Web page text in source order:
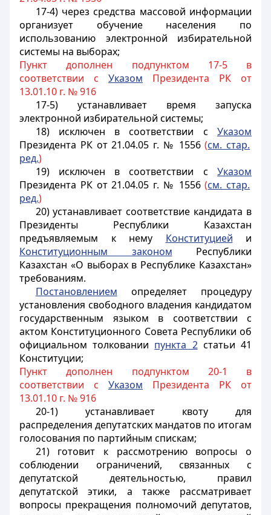
17-4) через средства массовой информации
организует обучение населения по
использованию электронной избирательной
системы на выборах;
Пункт дополнен подпунктом 17-5 в
соответствии с Указом Президента РК от
13.01.10 г. № 916
17-5) устанавливает время запуска
электронной избирательной системы;
18) исключен в соответствии сУказом
Президента РК от 21.04.05 г. № 1556(см. стар.
ред.)
19) исключен в соответствии сУказом
Президента РК от 21.04.05 г. № 1556(см. стар.
ред.)
20) устанавливает соответствие кандидата в
Президенты Республики Казахстан
предъявляемым к нему Конституцией и
Конституционным законом Республики
Казахстан «О выборах в Республике Казахстан»
требованиям.
Постановлением определяет процедуру
установления свободного владения кандидатом
государственным языком в соответствии с
актом Конституционного Совета Республики об
официальном толковании пункта 2статьи 41
Конституции;
Пункт дополнен подпунктом 20-1 в
соответствии с Указом Президента РК от
13.01.10 г. № 916
20-1) устанавливает квоту для
распределения депутатских мандатов по итогам
голосования по партийным спискам;
21) готовит к рассмотрению вопросы о
соблюдении ограничений, связанных с
депутатской деятельностью, правил
депутатской этики, а также рассматривает
вопросы прекращения полномочий депутатов,